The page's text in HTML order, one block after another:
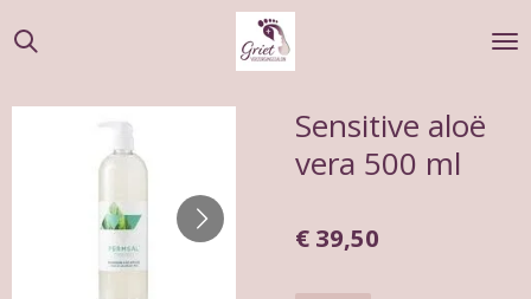
direct
de
Sensitive aloë
vera 500 ml
€ 39,50